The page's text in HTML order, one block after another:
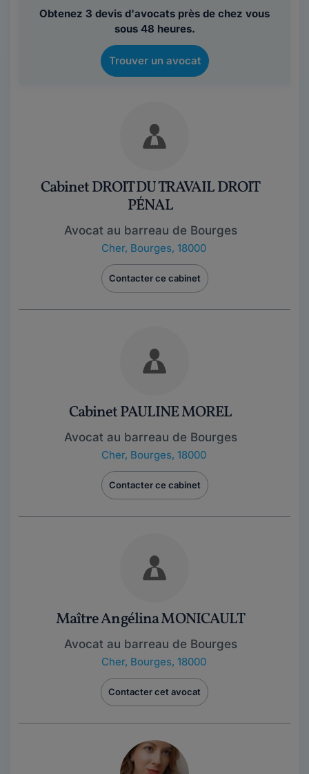
Obtenez 3 devis d'avocats près de chez vous
sous 48 heures.
Trouver un avocat
Cabinet DROIT DU TRAVAIL DROIT
PÉNAL
Avocat au barreau de Bourges
Cher, Bourges, 18000
Contacter ce cabinet
Cabinet PAULINE MOREL
Avocat au barreau de Bourges
Cher, Bourges, 18000
Contacter ce cabinet
Maître Angélina MONICAULT
Avocat au barreau de Bourges
Cher, Bourges, 18000
Contacter cet avocat